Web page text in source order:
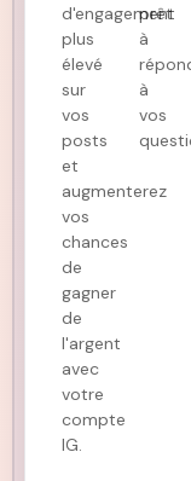
d'engagement
plus
élevé
sur
vos
posts
et
augmenterez
vos
chances
de
gagner
de
l'argent
avec
votre
compte
IG.
prêt
à
à
vos